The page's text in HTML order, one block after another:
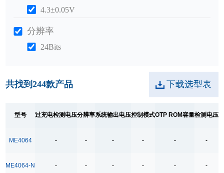
4.3±0.05V
分辨率
24Bits
3.3-24V
5V
控制模式
Buck
共找到244款产品 下载选型表
型号 过充电检测电压分辨率系统输出电压控制模式OTP ROM容量检测电压
ME4064 - - - - - -
ME4064-N - - - - - -